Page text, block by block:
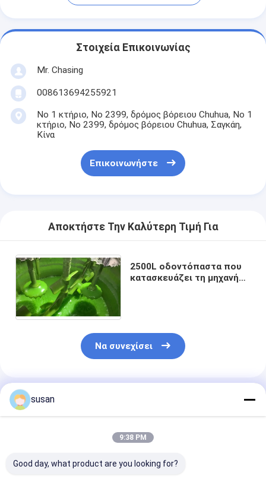
Στοιχεία Επικοινωνίας
Mr. Chasing
008613694255921
Νο 1 κτήριο, Νο 2399, δρόμος βόρειου Chuhua, Νο 1
κτήριο, Νο 2399, δρόμος βόρειου Chuhua, Σαγκάη,
Κίνα
Επικοινωνήστε
Αποκτήστε Την Καλύτερη Τιμή Για
2500L οδοντόπαστα που
κατασκευάζει τη μηχανή
Να συνεχίσει
Συνιστώμενα Προϊόντα
susan
9:38 PM
Good day, what product are you looking for?